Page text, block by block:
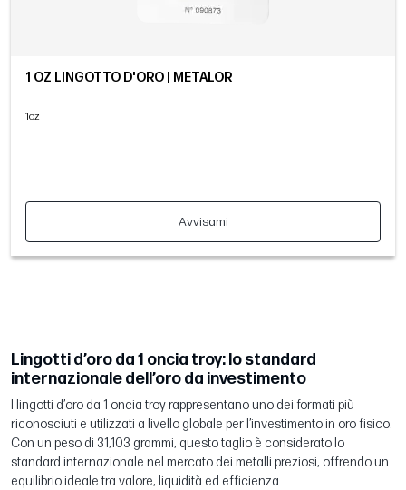
1 OZ LINGOTTO D'ORO | METALOR
1oz
Avvisami
Lingotti d’oro da 1 oncia troy: lo standard
internazionale dell’oro da investimento
I lingotti d’oro da 1 oncia troy rappresentano uno dei formati più
riconosciuti e utilizzati a livello globale per l’investimento in oro fisico.
Con un peso di 31,103 grammi, questo taglio è considerato lo
standard internazionale nel mercato dei metalli preziosi, offrendo un
equilibrio ideale tra valore, liquidità ed efficienza.